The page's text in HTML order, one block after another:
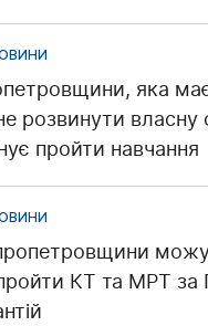
яка
розвинути власну
пройти навчання
КТ та МРТ